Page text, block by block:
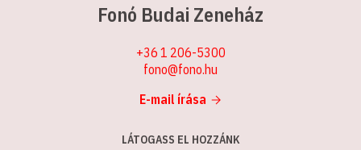
Fonó Budai Zeneház
+36 1 206-5300
fono@fono.hu
E-mail írása
LÁTOGASS EL HOZZÁNK